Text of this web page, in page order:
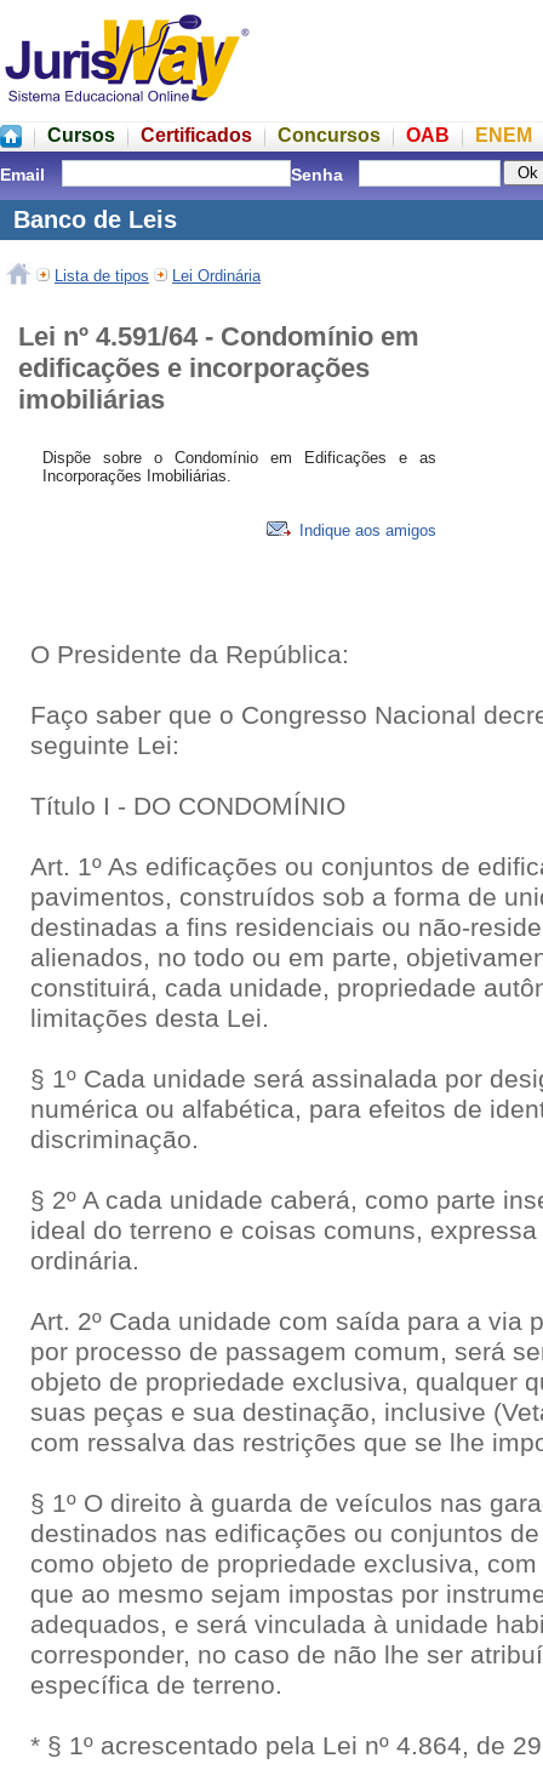
Cursos Certificados Concursos OAB ENEM
Email Senha
Banco de Leis
Lista de tipos Lei Ordinária
Lei nº 4.591/64 - Condomínio em
edificações e incorporações
imobiliárias
Dispõe sobre o Condomínio em Edificações e as
Incorporações Imobiliárias.
Indique aos amigos
O Presidente da República:
Faço saber que o Congresso Nacional
seguinte Lei:
Título I - DO CONDOMÍNIO
Art. 1º As edificações ou conjuntos de
pavimentos, construídos sob a forma de
destinadas a fins residenciais ou não-
alienados, no todo ou em parte,
constituirá, cada unidade, propriedade
limitações desta Lei.
§ 1º Cada unidade será assinalada por
numérica ou alfabética, para efeitos de
discriminação.
§ 2º A cada unidade caberá, como parte
ideal do terreno e coisas comuns,
ordinária.
Art. 2º Cada unidade com saída para a via
por processo de passagem comum, será
objeto de propriedade exclusiva, qualquer
suas peças e sua destinação, inclusive
com ressalva das restrições que se lhe
§ 1º O direito à guarda de veículos nas
destinados nas edificações ou conjuntos
como objeto de propriedade exclusiva,
que ao mesmo sejam impostas por
adequados, e será vinculada à unidade
corresponder, no caso de não lhe ser
específica de terreno.
* § 1º acrescentado pela Lei nº 4.864, de